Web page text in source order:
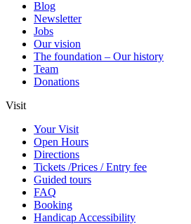
Blog
Newsletter
Jobs
Our vision
The foundation – Our history
Team
Donations
Visit
Your Visit
Open Hours
Directions
Tickets /Prices / Entry fee
Guided tours
FAQ
Booking
Handicap Accessibility